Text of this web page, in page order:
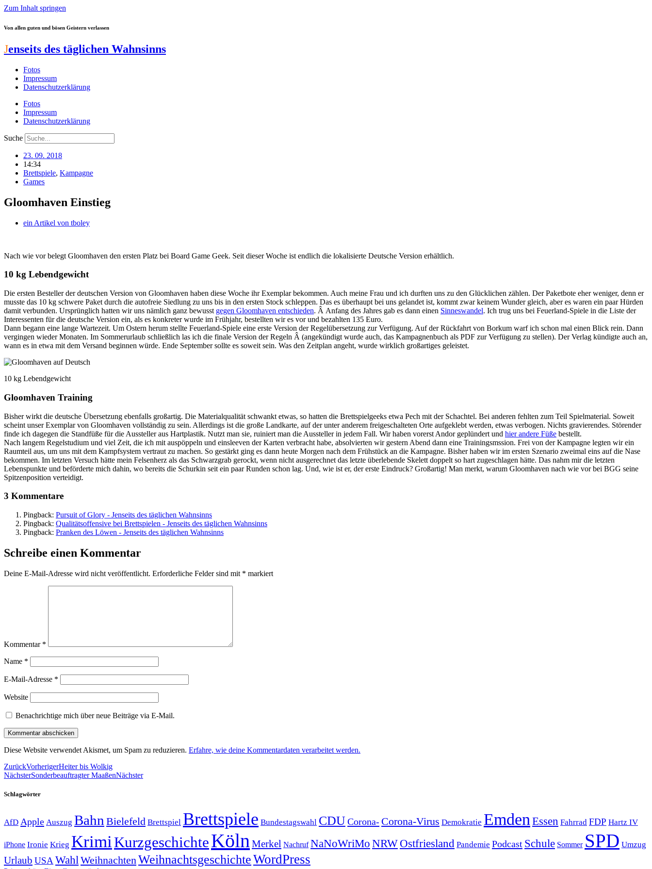
Zum Inhalt springen
Von allen guten und bösen Geistern verlassen
Jenseits des täglichen Wahnsinns
Fotos
Impressum
Datenschutzerklärung
Fotos
Impressum
Datenschutzerklärung
Suche
23. 09. 2018
14:34
Brettspiele, Kampagne
Games
Gloomhaven Einstieg
ein Artikel von tboley
Nach wie vor belegt Gloomhaven den ersten Platz bei Board Game Geek. Seit dieser Woche ist endlich die lokalisierte Deutsche Version erhältlich.
10 kg Lebendgewicht
Die ersten Besteller der deutschen Version von Gloomhaven haben diese Woche ihr Exemplar bekommen. Auch meine Frau und ich durften uns zu den Glücklichen zählen. Der Paketbote eher weniger, denn er
musste das 10 kg schwere Paket durch die autofreie Siedlung zu uns bis in den ersten Stock schleppen. Das es überhaupt bei uns gelandet ist, kommt zwar keinem Wunder gleich, aber es waren ein paar Hürden
damit verbunden. Ursprünglich hatten wir uns nämlich ganz bewusst gegen Gloomhaven entschieden. Â Anfang des Jahres gab es dann einen Sinneswandel. Ich trug uns bei Feuerland-Spiele in die Liste der
Interessenten für die deutsche Version ein, als es konkreter wurde im Frühjahr, bestellten wir es vor und bezahlten 135 Euro.
Dann begann eine lange Wartezeit. Um Ostern herum stellte Feuerland-Spiele eine erste Version der Regelübersetzung zur Verfügung. Auf der Rückfahrt von Borkum warf ich schon mal einen Blick rein. Dann
vergingen wieder Monaten. Im Sommerurlaub schließlich las ich die finale Version der Regeln Â (angekündigt wurde auch, das Kampagnenbuch als PDF zur Verfügung zu stellen). Der Verlag kündigte auch an,
wann es in etwa mit dem Versand beginnen würde. Ende September sollte es soweit sein. Was den Zeitplan angeht, wurde wirklich großartiges geleistet.
10 kg Lebendgewicht
Gloomhaven Training
Bisher wirkt die deutsche Übersetzung ebenfalls großartig. Die Materialqualität schwankt etwas, so hatten die Brettspielgeeks etwa Pech mit der Schachtel. Bei anderen fehlten zum Teil Spielmaterial. Soweit
scheint unser Exemplar von Gloomhaven vollständig zu sein. Allerdings ist die große Landkarte, auf der unter anderem freigeschalteten Orte aufgeklebt werden, etwas verbogen. Nichts gravierendes. Störender
finde ich dagegen die Standfüße für die Aussteller aus Hartplastik. Nutzt man sie, ruiniert man die Aussteller in jedem Fall. Wir haben vorerst Andor geplündert und hier andere Füße bestellt.
Nach langem Regelstudium und viel Zeit, die ich mit auspöppeln und einsleeven der Karten verbracht habe, absolvierten wir gestern Abend dann eine Trainingsmssion. Frei von der Kampagne legten wir ein
Raumteil aus, um uns mit dem Kampfsystem vertraut zu machen. So gestärkt ging es dann heute Morgen nach dem Frühstück an die Kampagne. Bisher haben wir im ersten Szenario zweimal eins auf die Nase
bekommen. Im letzten Versuch hätte mein Felsenherz als das Schwarzgrab gerockt, wenn nicht ausgerechnet das letzte überlebende Skelett doppelt so hart zugeschlagen hätte. Das nahm mir die letzten
Lebenspunkte und beförderte mich dahin, wo bereits die Schurkin seit ein paar Runden schon lag. Und, wie ist er, der erste Eindruck? Großartig! Man merkt, warum Gloomhaven nach wie vor bei BGG seine
Spitzenposition verteidigt.
3 Kommentare
Pingback: Pursuit of Glory - Jenseits des täglichen Wahnsinns
Pingback: Qualitätsoffensive bei Brettspielen - Jenseits des täglichen Wahnsinns
Pingback: Pranken des Löwen - Jenseits des täglichen Wahnsinns
Schreibe einen Kommentar
Deine E-Mail-Adresse wird nicht veröffentlicht. Erforderliche Felder sind mit * markiert
Kommentar *
Name *
E-Mail-Adresse *
Website
Benachrichtige mich über neue Beiträge via E-Mail.
Diese Website verwendet Akismet, um Spam zu reduzieren. Erfahre, wie deine Kommentardaten verarbeitet werden.
ZurückVorherigerHeiter bis Wolkig
NächsterSonderbeauftragter MaaßenNächster
Schlagwörter
AfD Apple Auszug Bahn Bielefeld Brettspiel Brettspiele Bundestagswahl CDUCorona- Corona-Virus Demokratie Emden Essen Fahrrad FDP Hartz IV
iPhone Ironie Krieg KrimiKurzgeschichteKölnMerkel Nachruf NaNoWriMo NRWOstfriesland Pandemie Podcast Schule Sommer SPD Umzug
Urlaub USA Wahl WeihnachtenWeihnachtsgeschichteWordPress